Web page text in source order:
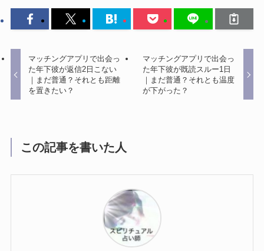
マッチングアプリで出会っ
た年下彼が返信2日こない
｜まだ普通？それとも距離
を置きたい？
マッチングアプリで出会っ
た年下彼が既読スルー1日
｜まだ普通？それとも温度
が下がった？
この記事を書いた人